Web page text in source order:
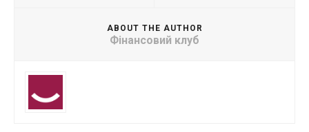
ABOUT THE AUTHOR
Фінансовий клуб